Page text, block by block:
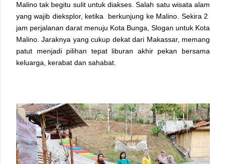
Malino tak begitu sulit untuk diakses. Salah satu wisata alam
yang wajib dieksplor, ketika berkunjung ke Malino. Sekira 2
jam perjalanan darat menuju Kota Bunga, Slogan untuk Kota
Malino. Jaraknya yang cukup dekat dari Makassar, memang
patut menjadi pilihan tepat liburan akhir pekan bersama
keluarga, kerabat dan sahabat.